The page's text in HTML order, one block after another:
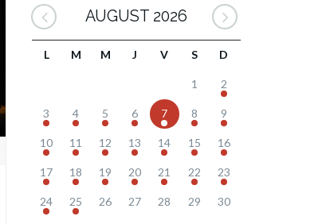
AUGUST 2026
L M M J V S D
1 2
3 4 5 6 7 8 9
10 11 12 13 14 15 16
17 18 19 20 21 22 23
24 25 26 27 28 29 30